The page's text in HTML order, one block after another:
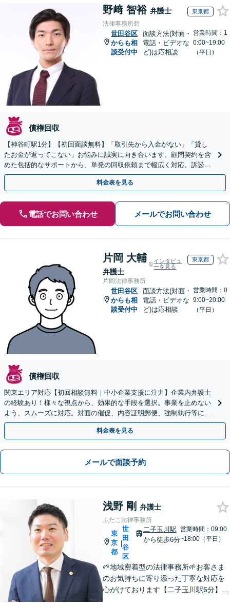
野﨑 智裕 弁護士 東京都
法律事務所碧
世田谷区
からも相
談受付中
面談方法(対面・
電話・ビデオな
ど)は応相談
営業時間：1
0:00~19:00
（平日）
債権回収
【神谷町駅1分】【初回面談無料】「取引先から入金がない」「貸し
たお金が返ってこない」お悩みに誠実に向き合います。顧問契約を含
めた包括的なサポートから、単発の回収依頼まで幅広く対応。訴訟や
交渉で、権利を守るために尽力【夜間相談可】
料金表を見る
電話でお問い合わせ メールでお問い合わせ
片岡 大輔
弁護士
インタビュ
ーを見る
東京都
片岡法律事務所
世田谷区
からも相
談受付中
面談方法(対面・
電話・ビデオな
ど)は応相談
営業時間：0
9:00~20:00
（平日）
債権回収
関東エリア対応【初回相談無料｜中小企業支援に注力】企業内弁護士
の経験あり！様々な視点から、効果的な手段を選択。事業を止めない
よう、スムーズに対応。対面の催促、内容証明郵便、強制執行等に精
通。お困りの方はすぐにご相談を【オンライン面談◎】
料金表を見る
メールで面談予約
浅野 剛 弁護士
ふたこ法律事務所
東
京
都
|
世
田
谷
区
二子玉川駅
から徒歩6分
営業時間：09:00
~18:00（平日）
🌱地域密着型の法律事務所🌱お客さま
のお気持ちに寄り添った丁寧な対応を
心がけております【二子玉川駅6分】個